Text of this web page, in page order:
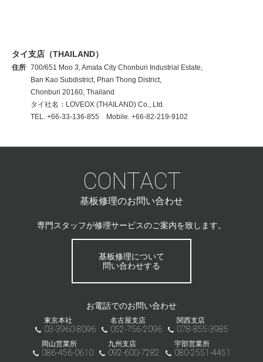
タイ支店（THAILAND）
住所 700/651 Moo 3, Amata City Chonburi Industrial Estate,
Ban Kao Subdistrict, Phan Thong District,
Chonburi 20160, Thailand
タイ社名：LOVEOX (THAILAND) Co., Ltd.
TEL. +66-33-136-855 Mobile. +66-82-219-9102
CONTACT
基板修理のお問い合わせ
専門スタッフが修理サービスのご案内を致します。
基板修理について
問い合わせする
お電話でのお問い合わせ
東京本社
03-3960-8096
名古屋支店
052-756-2096
関西支店
078-855-3985
岡山営業所
086-456-0610
九州支店
092-600-7282
宇部営業所
080-2551-4451